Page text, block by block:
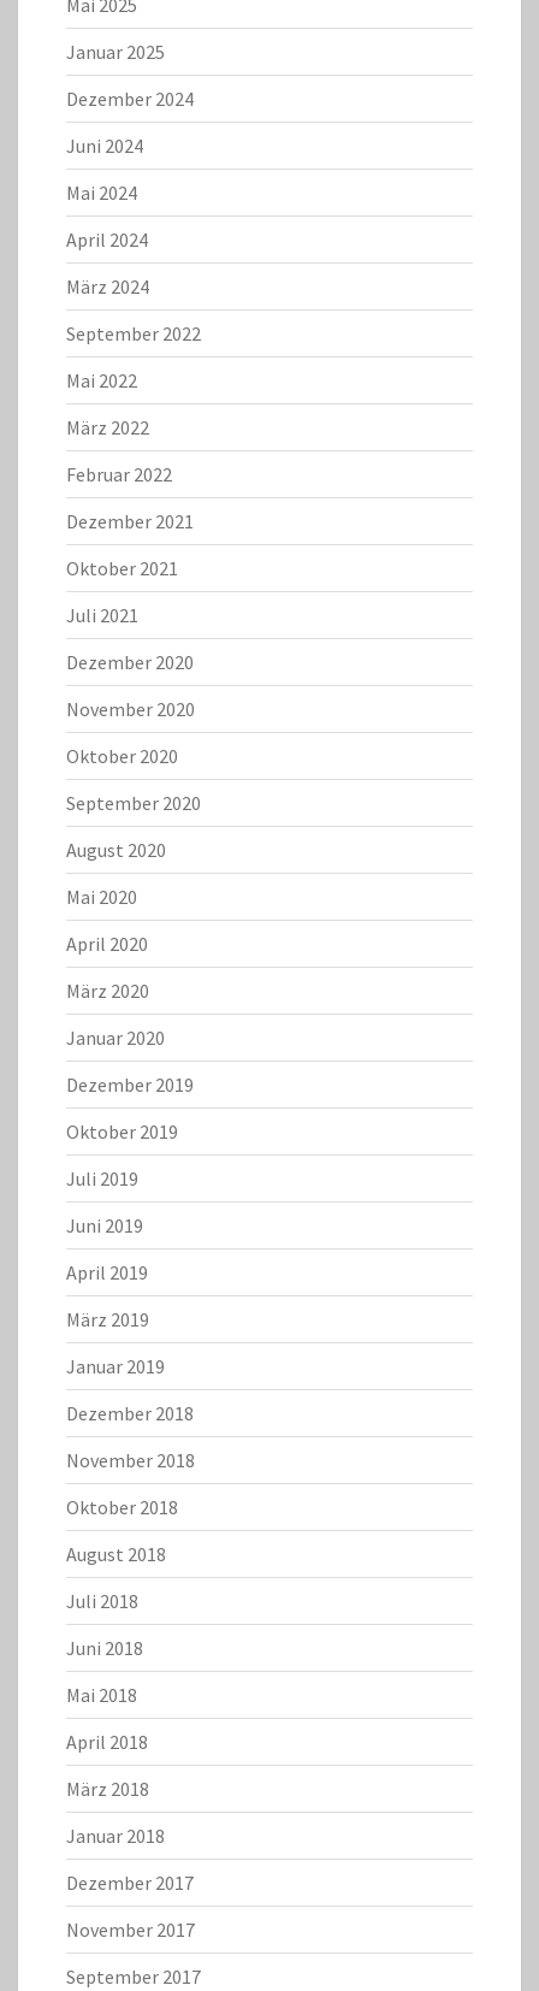
Mai 2025
Januar 2025
Dezember 2024
Juni 2024
Mai 2024
April 2024
März 2024
September 2022
Mai 2022
März 2022
Februar 2022
Dezember 2021
Oktober 2021
Juli 2021
Dezember 2020
November 2020
Oktober 2020
September 2020
August 2020
Mai 2020
April 2020
März 2020
Januar 2020
Dezember 2019
Oktober 2019
Juli 2019
Juni 2019
April 2019
März 2019
Januar 2019
Dezember 2018
November 2018
Oktober 2018
August 2018
Juli 2018
Juni 2018
Mai 2018
April 2018
März 2018
Januar 2018
Dezember 2017
November 2017
September 2017